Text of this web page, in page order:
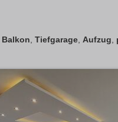
Balkon, Tiefgarage, Aufzug,